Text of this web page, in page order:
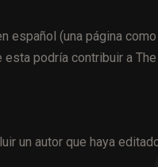
español (una página
podría contribuir a
un autor que haya